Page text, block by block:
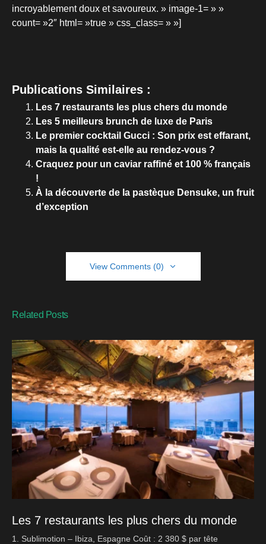
incroyablement doux et savoureux. » image-1= » »
count= »2″ html= »true » css_class= » »]
Publications Similaires :
Les 7 restaurants les plus chers du monde
Les 5 meilleurs brunch de luxe de Paris
Le premier cocktail Gucci : Son prix est effarant,
mais la qualité est-elle au rendez-vous ?
Craquez pour un caviar raffiné et 100 % français
!
À la découverte de la pastèque Densuke, un fruit
d’exception
View Comments (0)
Related Posts
Les 7 restaurants les plus chers du monde
1. Sublimotion – Ibiza, Espagne Coût : 2 380 $ par tête